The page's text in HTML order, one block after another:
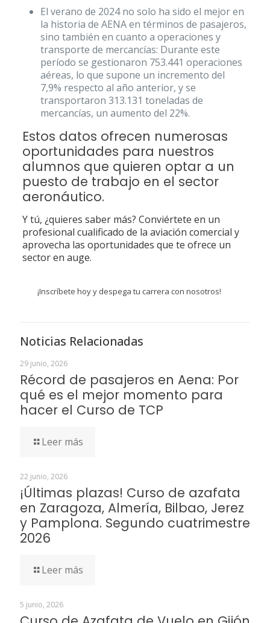
El verano de 2024 no solo ha sido el mejor en
la historia de AENA en términos de pasajeros,
sino también en cuanto a operaciones y
transporte de mercancías: Durante este
período se gestionaron 753.441 operaciones
aéreas, lo que supone un incremento del
7,9% respecto al año anterior, y se
transportaron 313.131 toneladas de
mercancías, un aumento del 22%.
Estos datos ofrecen numerosas
oportunidades para nuestros
alumnos que quieren optar a un
puesto de trabajo en el sector
aeronáutico.
Y tú, ¿quieres saber más? Conviértete en un
profesional cualificado de la aviación comercial y
aprovecha las oportunidades que te ofrece un
sector en auge.
¡Inscríbete hoy y despega tu carrera con nosotros!
Noticias Relacionadas
29 junio, 2026
Récord de pasajeros en Aena: Por
qué es el mejor momento para
hacer el Curso de TCP
Leer más
22 junio, 2026
¡Últimas plazas! Curso de azafata
en Zaragoza, Almería, Bilbao, Jerez
y Pamplona. Segundo cuatrimestre
2026
Leer más
5 junio, 2026